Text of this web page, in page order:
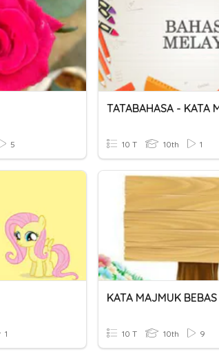
5
TATABAHASA - KATA
10 T 10th 1
1
KATA MAJMUK BEBAS
10 T 10th 9